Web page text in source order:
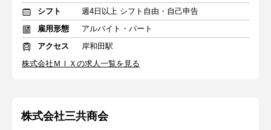
シフト
週4日以上 シフト自由・自己申告
雇用形態
アルバイト・パート
アクセス
岸和田駅
株式会社ＭＩＸの求人一覧を見る
株式会社三共商会